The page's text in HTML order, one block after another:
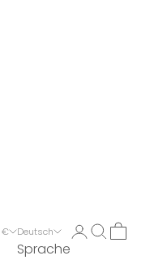
€ Deutsch
Sprache
Anmelden
Suchen